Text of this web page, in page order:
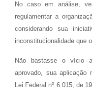
No caso em análise,
regulamentar a
considerando sua
inconstitucionalidade que
Não bastasse o vício
aprovado, sua aplicação
Lei Federal nº 6.015, de